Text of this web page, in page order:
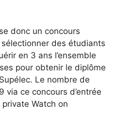
donc un concours
des étudiants
en 3 ans l’ensemble
pour obtenir le diplôme
Le nombre de
via ce concours d’entrée
Watch on